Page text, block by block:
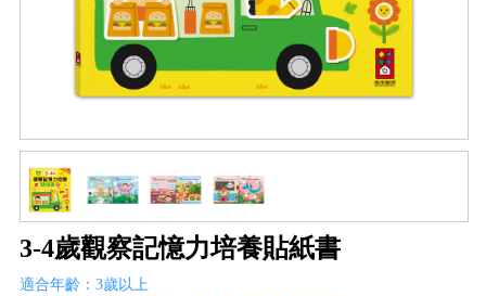
3-4歲觀察記憶力培養貼紙書
適合年齡：3歲以上